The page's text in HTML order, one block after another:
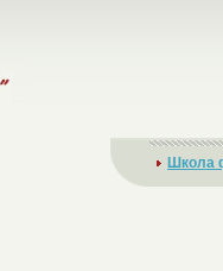
Школа